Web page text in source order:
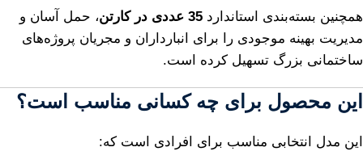
همچنین بسته‌بندی استاندارد 35 عددی در کارتن
، حمل آسان و
مدیریت بهینه موجودی را برای انبارداران و مجریان پروژه‌های
ساختمانی بزرگ تسهیل کرده است.
این محصول برای چه کسانی مناسب است؟
این مدل انتخابی مناسب برای افرادی است که: